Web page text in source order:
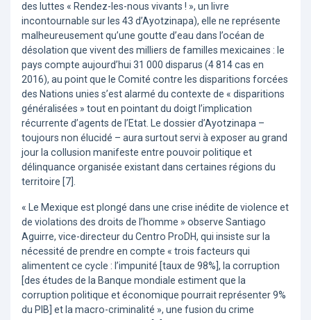
des luttes « Rendez-les-nous vivants ! », un livre
incontournable sur les 43 d’Ayotzinapa), elle ne représente
malheureusement qu’une goutte d’eau dans l’océan de
désolation que vivent des milliers de familles mexicaines : le
pays compte aujourd’hui 31 000 disparus (4 814 cas en
2016), au point que le Comité contre les disparitions forcées
des Nations unies s’est alarmé du contexte de « disparitions
généralisées » tout en pointant du doigt l’implication
récurrente d’agents de l’Etat. Le dossier d’Ayotzinapa –
toujours non élucidé – aura surtout servi à exposer au grand
jour la collusion manifeste entre pouvoir politique et
délinquance organisée existant dans certaines régions du
territoire [7].
« Le Mexique est plongé dans une crise inédite de violence et
de violations des droits de l’homme » observe Santiago
Aguirre, vice-directeur du Centro ProDH, qui insiste sur la
nécessité de prendre en compte « trois facteurs qui
alimentent ce cycle : l’impunité [taux de 98%], la corruption
[des études de la Banque mondiale estiment que la
corruption politique et économique pourrait représenter 9%
du PIB] et la macro-criminalité », une fusion du crime